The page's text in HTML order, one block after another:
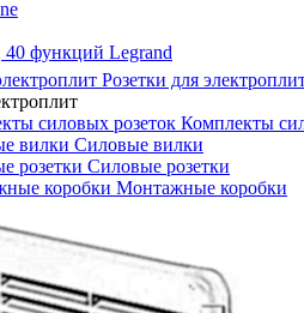
40 функций Legrand
Розетки для
Комплекты
Силовые вилки
Силовые розетки
Монтажные коробки